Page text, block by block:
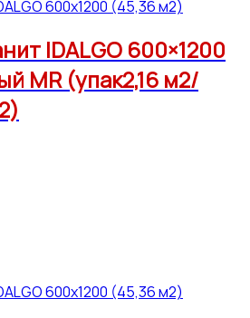
600x1200 (45,36 м2)
IDALGO 600×1200
МR (упак2,16 м2/
600x1200 (45,36 м2)